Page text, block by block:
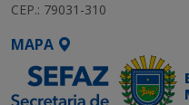
CEP.: 79031-310
MAPA